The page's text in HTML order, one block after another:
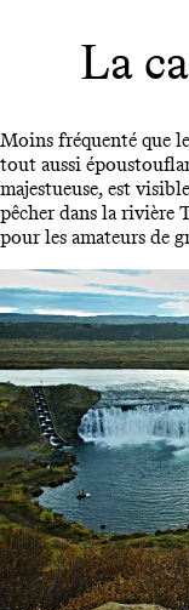
La
Moins fréquenté que
tout aussi
majestueuse, est
pêcher dans la rivière
pour les amateurs de